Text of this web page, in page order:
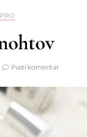
las
Pusti komentarna
piljenje